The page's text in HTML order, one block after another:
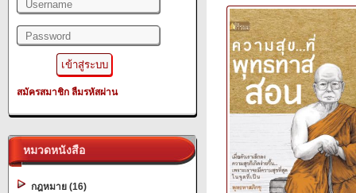
สมัครสมาชิก ลืมรหัสผ่าน
หมวดหนังสือ
กฎหมาย (16)